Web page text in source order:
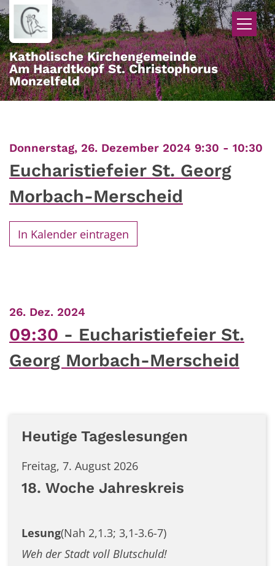
Zum Inhalt springen
Katholische Kirchengemeinde
Am Haardtkopf St. Christophorus
Monzelfeld
Donnerstag, 26. Dezember 2024 9:30 - 10:30
Eucharistiefeier St. Georg
Morbach-Merscheid
In Kalender eintragen
26. Dez. 2024:
09:30
Eucharistiefeier St.
Georg Morbach-Merscheid
Heutige Tageslesungen
Freitag, 7. August 2026
18. Woche Jahreskreis
Lesung(Nah 2,1.3; 3,1-3.6-7)
Weh der Stadt voll Blutschuld!